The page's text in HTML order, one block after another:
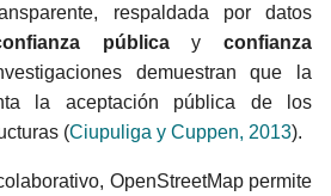
respaldada por datos
públicayconfianza
demuestran que la
la aceptación pública de los
(Ciupuliga y Cuppen, 2013).
OpenStreetMap permite